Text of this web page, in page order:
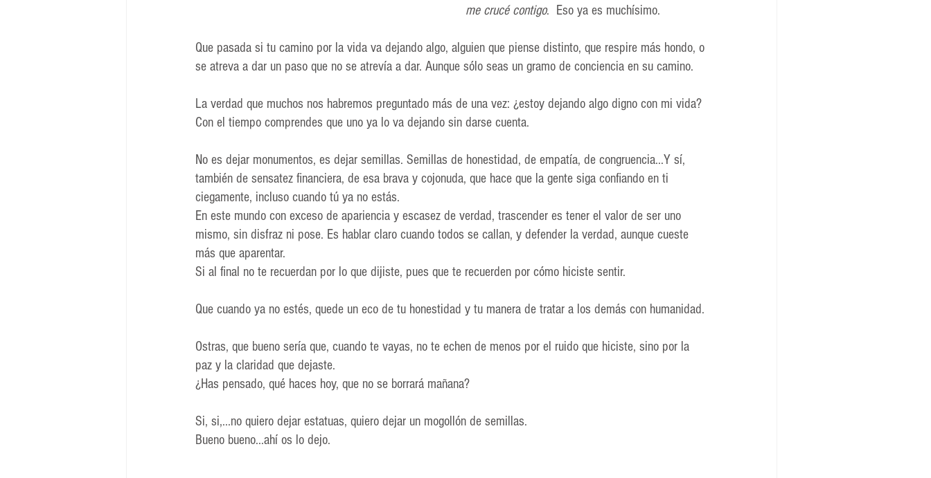
me crucé contigo. Eso ya es muchísimo.
Que pasada si tu camino por la vida va dejando algo, alguien que piense distinto, que respire más hondo, o
se atreva a dar un paso que no se atrevía a dar. Aunque sólo seas un gramo de conciencia en su camino.
La verdad que muchos nos habremos preguntado más de una vez: ¿estoy dejando algo digno con mi vida?
Con el tiempo comprendes que uno ya lo va dejando sin darse cuenta.
No es dejar monumentos, es dejar semillas. Semillas de honestidad, de empatía, de congruencia...Y sí,
también de sensatez financiera, de esa brava y cojonuda, que hace que la gente siga confiando en ti
ciegamente, incluso cuando tú ya no estás.
En este mundo con exceso de apariencia y escasez de verdad, trascender es tener el valor de ser uno
mismo, sin disfraz ni pose. Es hablar claro cuando todos se callan, y defender la verdad, aunque cueste
más que aparentar.
Si al final no te recuerdan por lo que dijiste, pues que te recuerden por cómo hiciste sentir.
Que cuando ya no estés, quede un eco de tu honestidad y tu manera de tratar a los demás con humanidad.
Ostras, que bueno sería que, cuando te vayas, no te echen de menos por el ruido que hiciste, sino por la
paz y la claridad que dejaste.
¿Has pensado, qué haces hoy, que no se borrará mañana?
Si, si,...no quiero dejar estatuas, quiero dejar un mogollón de semillas.
Bueno bueno...ahí os lo dejo.